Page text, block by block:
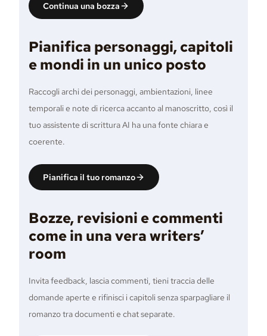
Continua una bozza
Pianifica personaggi, capitoli
e mondi in un unico posto
Raccogli archi dei personaggi, ambientazioni, linee
temporali e note di ricerca accanto al manoscritto, così il
tuo assistente di scrittura AI ha una fonte chiara e
coerente.
Pianifica il tuo romanzo
Bozze, revisioni e commenti
come in una vera writers’
room
Invita feedback, lascia commenti, tieni traccia delle
domande aperte e rifinisci i capitoli senza sparpagliare il
romanzo tra documenti e chat separate.